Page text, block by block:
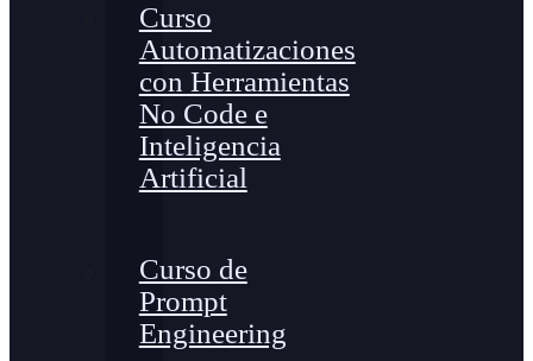
Curso
Automatizaciones
con Herramientas
No Code e
Inteligencia
Artificial
Curso de
Prompt
Engineering